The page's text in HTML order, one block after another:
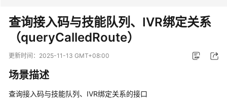
品
介
绍
快
速
入
门
查询接入码与技能队列、IVR绑定关系
（queryCalledRoute）
更新时间： 2025-11-13 GMT+08:00
场景描述
查询接入码与技能队列、IVR绑定关系的接口